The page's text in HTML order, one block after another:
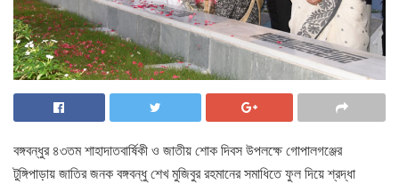
বঙ্গবন্ধুর ৪৩তম শাহাদাতবার্ষিকী ও জাতীয় শোক দিবস উপলক্ষে গোপালগঞ্জের
টুঙ্গিপাড়ায় জাতির জনক বঙ্গবন্ধু শেখ মুজিবুর রহমানের সমাধিতে ফুল দিয়ে শ্রদ্ধা